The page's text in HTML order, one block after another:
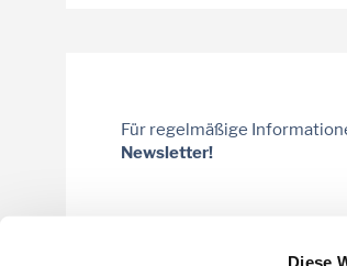
Diese
Für regelmäßige
Newsletter!